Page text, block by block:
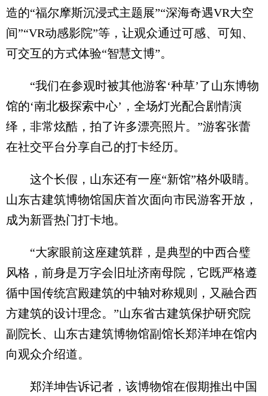
造的“福尔摩斯沉浸式主题展”“深海奇遇VR大空
间”“VR动感影院”等，让观众通过可感、可知、
可交互的方式体验“智慧文博”。
“我们在参观时被其他游客‘种草’了山东博物
馆的‘南北极探索中心’，全场灯光配合剧情演
绎，非常炫酷，拍了许多漂亮照片。”游客张蕾
在社交平台分享自己的打卡经历。
这个长假，山东还有一座“新馆”格外吸睛。
山东古建筑博物馆国庆首次面向市民游客开放，
成为新晋热门打卡地。
“大家眼前这座建筑群，是典型的中西合璧
风格，前身是万字会旧址济南母院，它既严格遵
循中国传统宫殿建筑的中轴对称规则，又融合西
方建筑的设计理念。”山东省古建筑保护研究院
副院长、山东古建筑博物馆副馆长郑洋坤在馆内
向观众介绍道。
郑洋坤告诉记者，该博物馆在假期推出中国